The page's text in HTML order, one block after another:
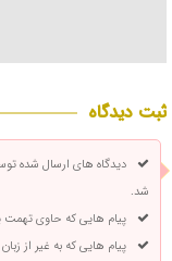
ثبت دیدگاه
دیدگاه های ارسال شده
شد.
پیام هایی که حاوی تهمت
پیام هایی که به غیر از